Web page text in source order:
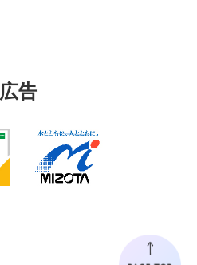
広告